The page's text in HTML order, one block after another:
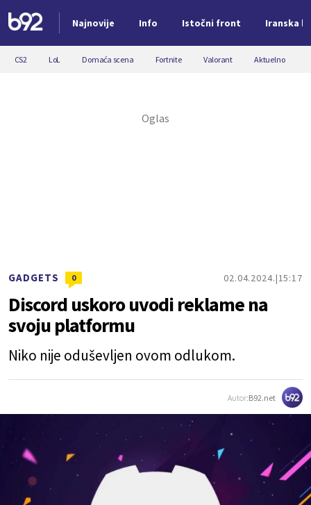
Najnovije Info Istočni front Iranska
Nova vest
CS2 LoL Domaća scena Fortnite Valorant Aktuelno
GADGETS 0 02.04.2024. 15:17
Discord uskoro uvodi reklame na
svoju platformu
Niko nije oduševljen ovom odlukom.
Autor:B92.net